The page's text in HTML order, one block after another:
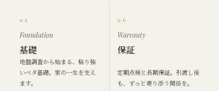
05
Foundation
基礎
地盤調査から始まる、粘り強
いベタ基礎。家の一生を支え
ます。
06
Warranty
保証
定期点検と長期保証。引渡し後
も、ずっと寄り添う関係を。